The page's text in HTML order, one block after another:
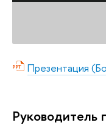
Презентация
Руководитель